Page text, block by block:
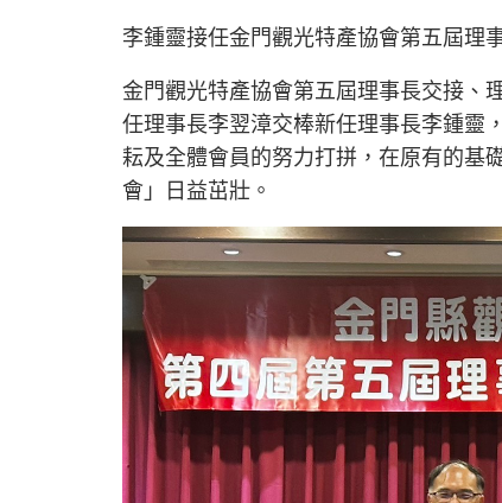
李鍾靈接任金門觀光特產協會第五屆理
金門觀光特產協會第五屆理事長交接、
任理事長李翌漳交棒新任理事長李鍾靈
耘及全體會員的努力打拼，在原有的基
會」日益茁壯。